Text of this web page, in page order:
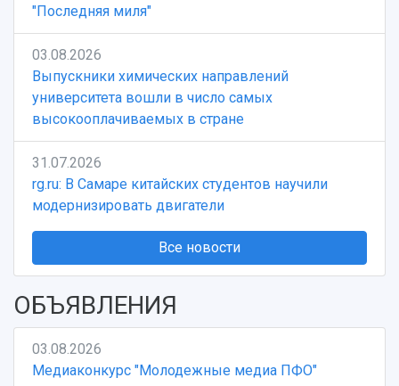
"Последняя миля"
03.08.2026
Выпускники химических направлений
университета вошли в число самых
высокооплачиваемых в стране
31.07.2026
rg.ru: В Самаре китайских студентов научили
модернизировать двигатели
Все новости
ОБЪЯВЛЕНИЯ
03.08.2026
Медиаконкурс "Молодежные медиа ПФО"